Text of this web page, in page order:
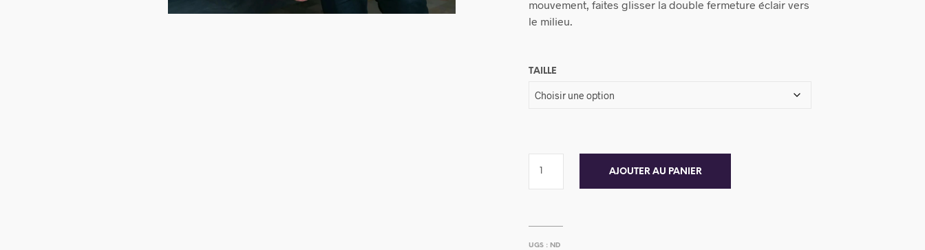
mouvement, faites glisser la double fermeture éclair vers
le milieu.
TAILLE
AJOUTER AU PANIER
UGS : ND